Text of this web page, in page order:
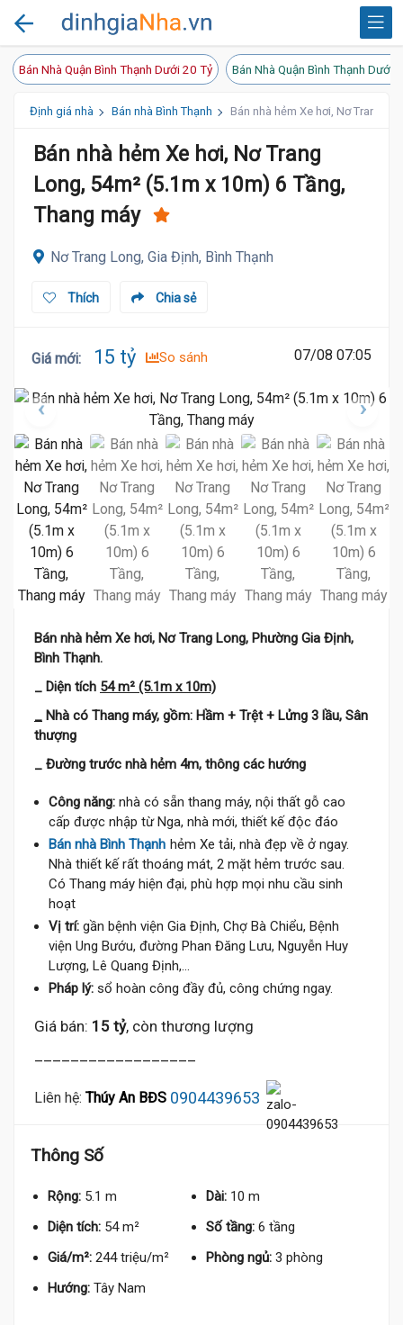
Bán Nhà Quận Bình Thạnh Dưới 20 Tỷ Bán Nhà Quận Bình Thạnh Dưới
Định giá nhà Bán nhà Bình Thạnh Bán nhà hẻm Xe hơi, Nơ Trang
Bán nhà hẻm Xe hơi, Nơ Trang
Long, 54m² (5.1m x 10m) 6 Tầng,
Thang máy
Nơ Trang Long, Gia Định, Bình Thạnh
Chia sẻ
Thích
Giá mới: 15 tỷ So sánh 07/08 07:05
Bán nhà hẻm Xe hơi, Nơ Trang Long, Phường Gia Định,
Bình Thạnh.
_ Diện tích 54 m² (5.1m x 10m)
_ Nhà có Thang máy, gồm: Hầm + Trệt + Lửng 3 lầu, Sân
thượng
_ Đường trước nhà hẻm 4m, thông các hướng
Công năng: nhà có sẵn thang máy, nội thất gỗ cao
cấp được nhập từ Nga, nhà mới, thiết kế độc đáo
Bán nhà Bình Thạnh hẻm Xe tải, nhà đẹp về ở ngay.
Nhà thiết kế rất thoáng mát, 2 mặt hẻm trước sau.
Có Thang máy hiện đại, phù hợp mọi nhu cầu sinh
hoạt
Vị trí: gần bệnh viện Gia Định, Chợ Bà Chiểu, Bệnh
viện Ung Bướu, đường Phan Đăng Lưu, Nguyễn Huy
Lượng, Lê Quang Định,...
Pháp lý: sổ hoàn công đầy đủ, công chứng ngay.
Giá bán: 15 tỷ, còn thương lượng
Liên hệ: Thúy An BĐS 0904439653
Thông Số
Rộng: 5.1 m Dài: 10 m
Diện tích: 54 m² Số tầng: 6 tầng
Giá/m²: 244 triệu/m² Phòng ngủ: 3 phòng
Hướng: Tây Nam